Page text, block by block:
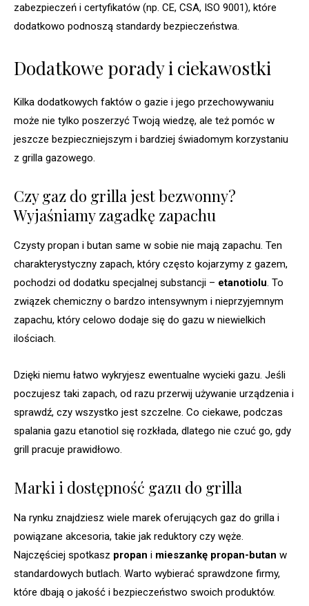
zabezpieczeń i certyfikatów (np. CE, CSA, ISO 9001), które
dodatkowo podnoszą standardy bezpieczeństwa.
Dodatkowe porady i ciekawostki
Kilka dodatkowych faktów o gazie i jego przechowywaniu
może nie tylko poszerzyć Twoją wiedzę, ale też pomóc w
jeszcze bezpieczniejszym i bardziej świadomym korzystaniu
z grilla gazowego.
Czy gaz do grilla jest bezwonny?
Wyjaśniamy zagadkę zapachu
Czysty propan i butan same w sobie nie mają zapachu. Ten
charakterystyczny zapach, który często kojarzymy z gazem,
pochodzi od dodatku specjalnej substancji – etanotiolu. To
związek chemiczny o bardzo intensywnym i nieprzyjemnym
zapachu, który celowo dodaje się do gazu w niewielkich
ilościach.
Dzięki niemu łatwo wykryjesz ewentualne wycieki gazu. Jeśli
poczujesz taki zapach, od razu przerwij używanie urządzenia i
sprawdź, czy wszystko jest szczelne. Co ciekawe, podczas
spalania gazu etanotiol się rozkłada, dlatego nie czuć go, gdy
grill pracuje prawidłowo.
Marki i dostępność gazu do grilla
Na rynku znajdziesz wiele marek oferujących gaz do grilla i
powiązane akcesoria, takie jak reduktory czy węże.
Najczęściej spotkasz propan i mieszankę propan-butan w
standardowych butlach. Warto wybierać sprawdzone firmy,
które dbają o jakość i bezpieczeństwo swoich produktów.